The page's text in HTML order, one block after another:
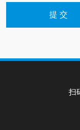
扫